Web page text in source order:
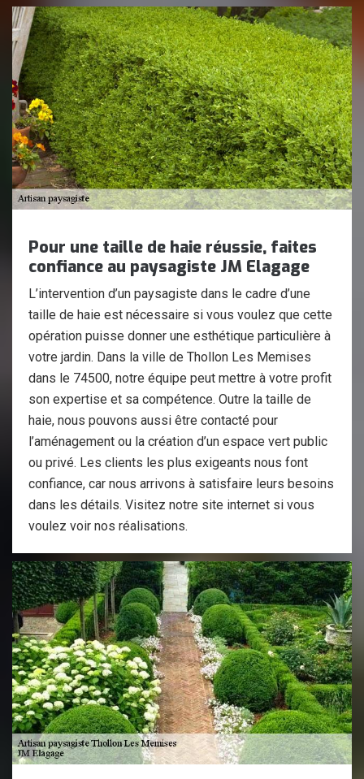
Pour une taille de haie réussie, faites
confiance au paysagiste JM Elagage
L’intervention d’un paysagiste dans le cadre d’une
taille de haie est nécessaire si vous voulez que cette
opération puisse donner une esthétique particulière à
votre jardin. Dans la ville de Thollon Les Memises
dans le 74500, notre équipe peut mettre à votre profit
son expertise et sa compétence. Outre la taille de
haie, nous pouvons aussi être contacté pour
l’aménagement ou la création d’un espace vert public
ou privé. Les clients les plus exigeants nous font
confiance, car nous arrivons à satisfaire leurs besoins
dans les détails. Visitez notre site internet si vous
voulez voir nos réalisations.